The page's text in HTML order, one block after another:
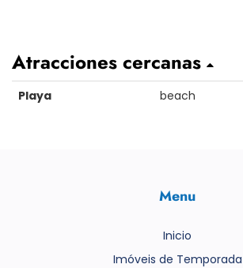
Atracciones cercanas
Playa beach
Menu
Inicio
Imóveis de Temporada